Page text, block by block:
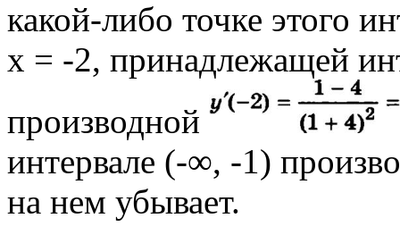
какой-либо точке этого
х = -2, принадлежащей
производной
интервале (-∞, -1)
на нем убывает.